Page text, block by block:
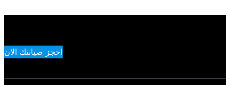
احجز صيانتك الان